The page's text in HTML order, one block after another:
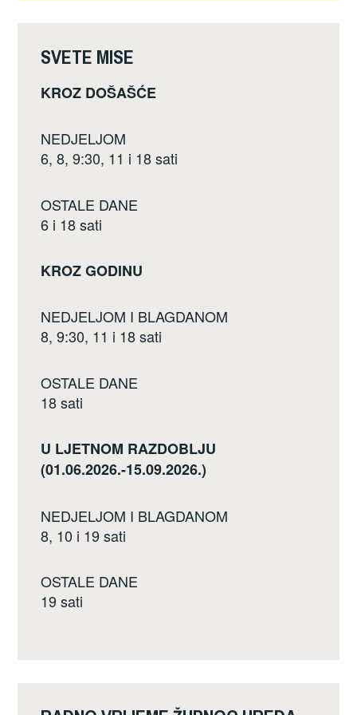
o
k
SVETE MISE
KROZ DOŠAŠĆE
NEDJELJOM
6, 8, 9:30, 11 i 18 sati
OSTALE DANE
6 i 18 sati
KROZ GODINU
NEDJELJOM I BLAGDANOM
8, 9:30, 11 i 18 sati
OSTALE DANE
18 sati
U LJETNOM RAZDOBLJU
(01.06.2026.-15.09.2026.)
NEDJELJOM I BLAGDANOM
8, 10 i 19 sati
OSTALE DANE
19 sati